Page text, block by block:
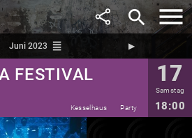
search
Juni 2023 reorder ▶︎
FESTIVAL 17
Samstag
18:00
Kesselhaus Party